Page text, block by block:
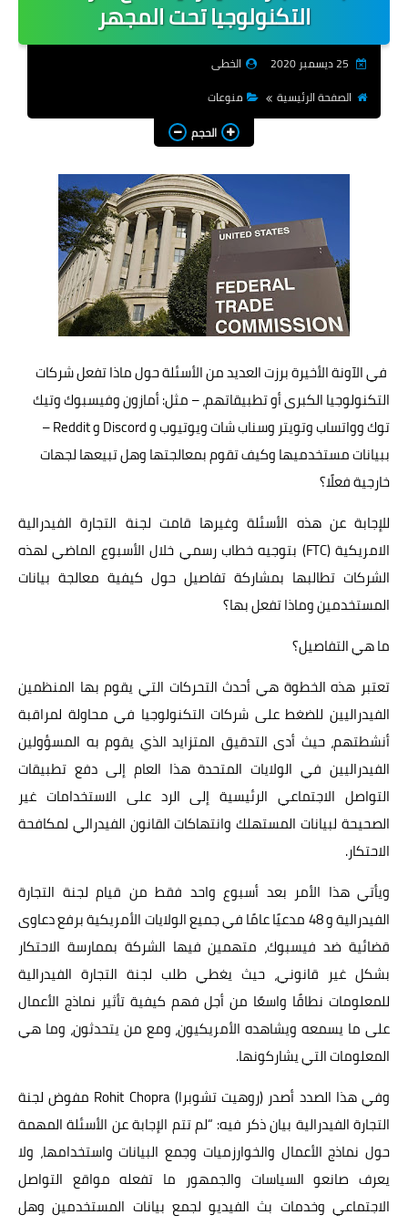
شروحات
تطبيقات
اجتماعية
العاب
انترنت
انظمة تشغيل
شركات
المزيد
ابتكارات
حواسيب
التكنولوجيا تحت المجهر
الخطى
الصفحة الرئيسية
منوعات
الحجم
في الآونة الأخيرة برزت العديد من الأسئلة حول ماذا تفعل شركات
التكنولوجيا الكبرى أو تطبيقاتهم، – مثل: أمازون وفيسبوك وتيك
توك وواتساب وتويتر وسناب شات ويوتيوب و Discord و Reddit –
ببيانات مستخدميها وكيف تقوم بمعالجتها وهل تبيعها لجهات
خارجية فعلًا؟
للإجابة عن هذه الأسئلة وغيرها قامت لجنة التجارة الفيدرالية
الامريكية (FTC) بتوجيه خطاب رسمي خلال الأسبوع الماضي لهذه
الشركات تطالبها بمشاركة تفاصيل حول كيفية معالجة بيانات
المستخدمين وماذا تفعل بها؟
ما هي التفاصيل؟
تعتبر هذه الخطوة هي أحدث التحركات التي يقوم بها المنظمين
الفيدراليين للضغط على شركات التكنولوجيا في محاولة لمراقبة
أنشطتهم، حيث أدى التدقيق المتزايد الذي يقوم به المسؤولين
الفيدراليين في الولايات المتحدة هذا العام إلى دفع تطبيقات
التواصل الاجتماعي الرئيسية إلى الرد على الاستخدامات غير
الصحيحة لبيانات المستهلك وانتهاكات القانون الفيدرالي لمكافحة
الاحتكار.
ويأتي هذا الأمر بعد أسبوع واحد فقط من قيام لجنة التجارة
الفيدرالية و 48 مدعيًا عامًا في جميع الولايات الأمريكية برفع دعاوى
قضائية ضد فيسبوك، متهمين فيها الشركة بممارسة الاحتكار
بشكل غير قانوني، حيث يغطي طلب لجنة التجارة الفيدرالية
للمعلومات نطاقًا واسعًا من أجل فهم كيفية تأثير نماذج الأعمال
على ما يسمعه ويشاهده الأمريكيون، ومع من يتحدثون، وما هي
المعلومات التي يشاركونها.
وفي هذا الصدد أصدر (روهيت تشوبرا) Rohit Chopra مفوض لجنة
التجارة الفيدرالية بيان ذكر فيه: “لم تتم الإجابة عن الأسئلة المهمة
حول نماذج الأعمال والخوارزميات وجمع البيانات واستخدامها، ولا
يعرف صانعو السياسات والجمهور ما تفعله مواقع التواصل
الاجتماعي وخدمات بث الفيديو لجمع بيانات المستخدمين وهل